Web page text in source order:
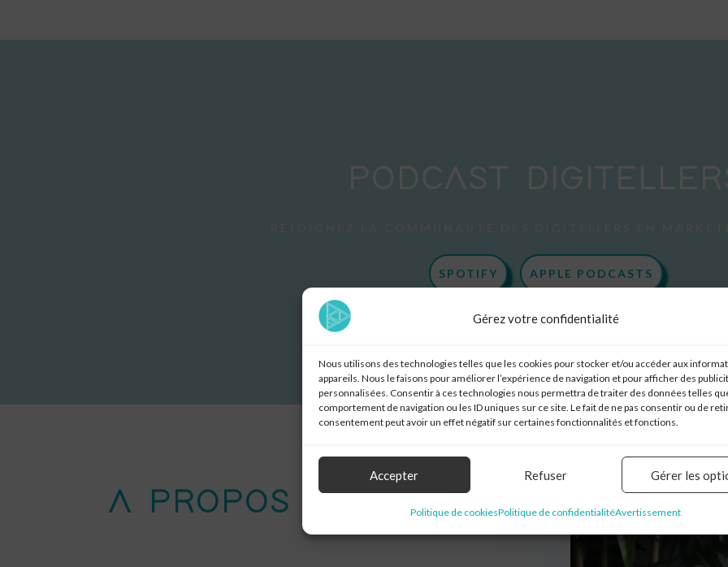
Gérez votre confidentialité
Nous utilisons des technologies telles que les cookies pour stocker et/ou accéder aux
appareils. Nous le faisons pour améliorer l’expérience de navigation et pour afficher des
personnalisées. Consentir à ces technologies nous permettra de traiter des données telles
comportement de navigation ou les ID uniques sur ce site. Le fait de ne pas consentir ou de
consentement peut avoir un effet négatif sur certaines fonctionnalités et fonctions.
Accepter Refuser Gérer les
Politique de cookiesPolitique de confidentialitéAvertissement
PODCAST
SPOTIFY APPLE PODCASTS
A PROPOS